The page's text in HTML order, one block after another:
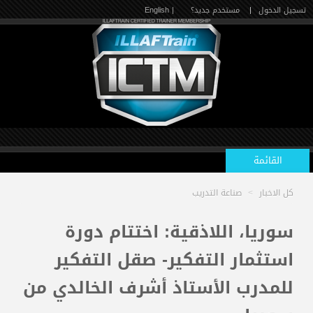
تسجيل الدخول | مستخدم جديد؟ | English
القائمة
الرئيسية
الدورات القادمة
كل الاخبار > صناعة التدريب
سوريا، اللاذقية: اختتام دورة
استثمار التفكير- صقل التفكير
للمدرب الأستاذ أشرف الخالدي من